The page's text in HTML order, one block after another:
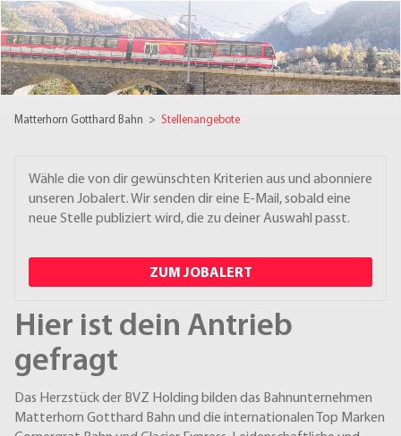
Matterhorn Gotthard Bahn > Stellenangebote
Wähle die von dir gewünschten Kriterien aus und abonniere
unseren Jobalert. Wir senden dir eine E-Mail, sobald eine
neue Stelle publiziert wird, die zu deiner Auswahl passt.
ZUM JOBALERT
Hier ist dein Antrieb
gefragt
Das Herzstück der BVZ Holding bilden das Bahnunternehmen
Matterhorn Gotthard Bahn und die internationalen Top Marken